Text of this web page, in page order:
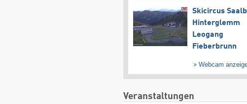
Skicircus
Hinterglemm
Leogang
Fieberbrunn
Webcam
Veranstaltungen